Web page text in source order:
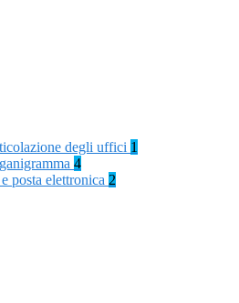
degli uffici 1
4
posta elettronica 2